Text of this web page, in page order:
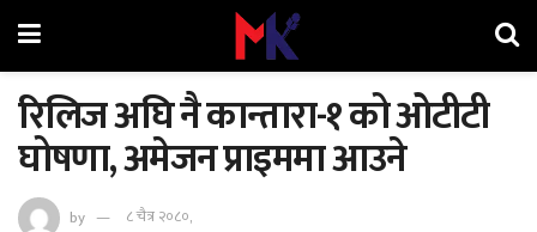
रिलिज अघि नै कान्तारा-१ को ओटीटी
घोषणा, अमेजन प्राइममा आउने
by ८ चैत्र २०८०,